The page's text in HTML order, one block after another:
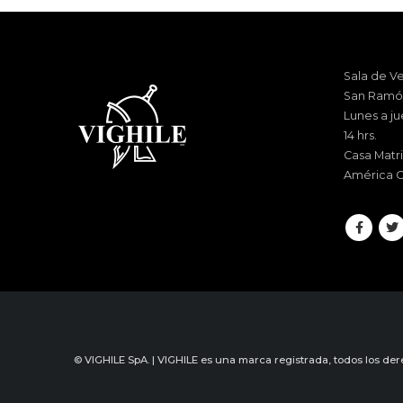
Sala de
San
Lunes a
14 hrs.
Casa
América
© VIGHILE SpA. | VIGHILE es una marca registrada, todos los